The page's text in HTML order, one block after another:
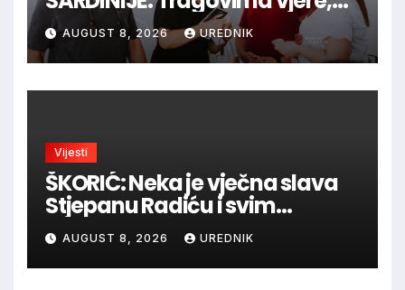
povijesti i viteške tradicije
AUGUST 8, 2026 UREDNIK
Vijesti
ŠKORIĆ: Neka je vječna slava
Stjepanu Radiću i svim
hrvatskim velikanima, a
vječna zahvalnost hrvatskim
braniteljima
AUGUST 8, 2026 UREDNIK